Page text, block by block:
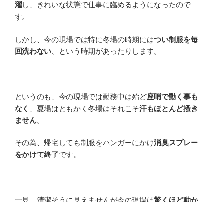
濯し、きれいな状態で仕事に臨めるようになったので
す。
しかし、今の現場では特に冬場の時期にはつい制服を毎
回洗わない 、という時期があったりします。
というのも、今の現場では勤務中は殆ど座哨で動く事も
なく
、夏場はともかく冬場はそれこそ汗もほとんど搔き
ません。
その為、帰宅しても制服をハンガーにかけ消臭スプレー
をかけて終了です。
一見、清潔そうに見えませんが今の現場は驚くほど動か